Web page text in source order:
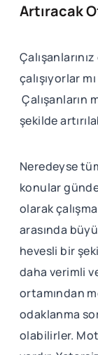
Artıracak
çalışıyorlar
Çalışanların
şekilde
Neredeyse
konular
olarak
arasında
hevesli bir
daha verimli
ortamından
odaklanma
olabilirler.